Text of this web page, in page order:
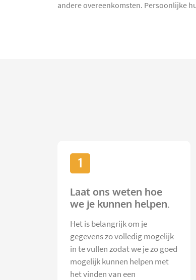
andere overeenkomsten. Persoonlijke
1
Laat ons weten hoe
we je kunnen helpen.
Het is belangrijk om je
gegevens zo volledig mogelijk
in te vullen zodat we je zo goed
mogelijk kunnen helpen met
het vinden van een